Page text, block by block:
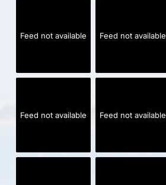
Feed not available Feed not available
Feed not available Feed not available